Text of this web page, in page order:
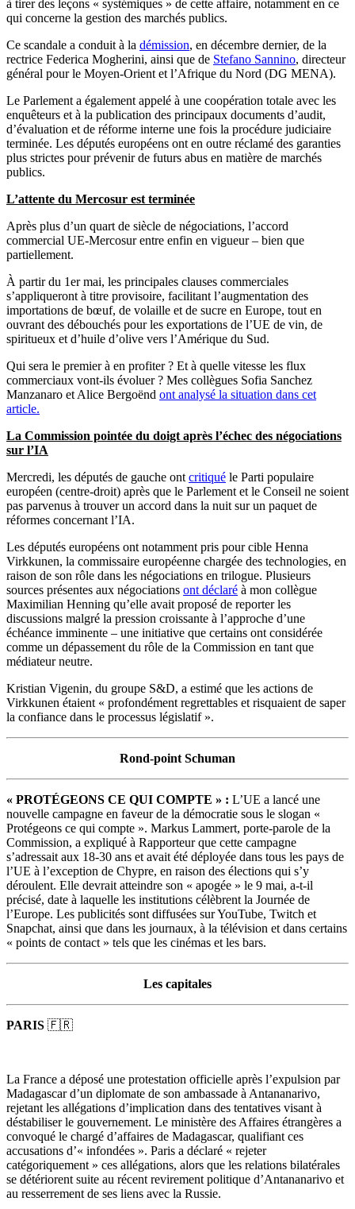
à tirer des leçons « systémiques » de cette affaire, notamment en ce
qui concerne la gestion des marchés publics.
Ce scandale a conduit à la démission, en décembre dernier, de la
rectrice Federica Mogherini, ainsi que de Stefano Sannino, directeur
général pour le Moyen-Orient et l’Afrique du Nord (DG MENA).
Le Parlement a également appelé à une coopération totale avec les
enquêteurs et à la publication des principaux documents d’audit,
d’évaluation et de réforme interne une fois la procédure judiciaire
terminée. Les députés européens ont en outre réclamé des garanties
plus strictes pour prévenir de futurs abus en matière de marchés
publics.
L’attente du Mercosur est terminée
Après plus d’un quart de siècle de négociations, l’accord
commercial UE-Mercosur entre enfin en vigueur – bien que
partiellement.
À partir du 1er mai, les principales clauses commerciales
s’appliqueront à titre provisoire, facilitant l’augmentation des
importations de bœuf, de volaille et de sucre en Europe, tout en
ouvrant des débouchés pour les exportations de l’UE de vin, de
spiritueux et d’huile d’olive vers l’Amérique du Sud.
Qui sera le premier à en profiter ? Et à quelle vitesse les flux
commerciaux vont-ils évoluer ? Mes collègues Sofia Sanchez
Manzanaro et Alice Bergoënd ont analysé la situation dans cet
article.
La Commission pointée du doigt après l’échec des négociations
sur l’IA
Mercredi, les députés de gauche ont critiqué le Parti populaire
européen (centre-droit) après que le Parlement et le Conseil ne soient
pas parvenus à trouver un accord dans la nuit sur un paquet de
réformes concernant l’IA.
Les députés européens ont notamment pris pour cible Henna
Virkkunen, la commissaire européenne chargée des technologies, en
raison de son rôle dans les négociations en trilogue. Plusieurs
sources présentes aux négociations ont déclaré à mon collègue
Maximilian Henning qu’elle avait proposé de reporter les
discussions malgré la pression croissante à l’approche d’une
échéance imminente – une initiative que certains ont considérée
comme un dépassement du rôle de la Commission en tant que
médiateur neutre.
Kristian Vigenin, du groupe S&D, a estimé que les actions de
Virkkunen étaient « profondément regrettables et risquaient de saper
la confiance dans le processus législatif ».
Rond-point Schuman
« PROTÉGEONS CE QUI COMPTE » : L’UE a lancé une
nouvelle campagne en faveur de la démocratie sous le slogan «
Protégeons ce qui compte ». Markus Lammert, porte-parole de la
Commission, a expliqué à Rapporteur que cette campagne
s’adressait aux 18-30 ans et avait été déployée dans tous les pays de
l’UE à l’exception de Chypre, en raison des élections qui s’y
déroulent. Elle devrait atteindre son « apogée » le 9 mai, a-t-il
précisé, date à laquelle les institutions célèbrent la Journée de
l’Europe. Les publicités sont diffusées sur YouTube, Twitch et
Snapchat, ainsi que dans les journaux, à la télévision et dans certains
« points de contact » tels que les cinémas et les bars.
Les capitales
PARIS 🇫🇷
La France a déposé une protestation officielle après l’expulsion par
Madagascar d’un diplomate de son ambassade à Antananarivo,
rejetant les allégations d’implication dans des tentatives visant à
déstabiliser le gouvernement. Le ministère des Affaires étrangères a
convoqué le chargé d’affaires de Madagascar, qualifiant ces
accusations d’« infondées ». Paris a déclaré « rejeter
catégoriquement » ces allégations, alors que les relations bilatérales
se détériorent suite au récent revirement politique d’Antananarivo et
au resserrement de ses liens avec la Russie.